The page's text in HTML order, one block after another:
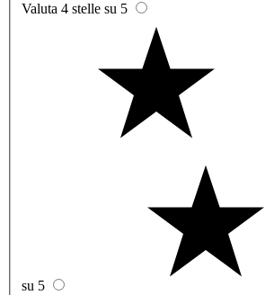
Valuta 4 stelle su 5
su 5